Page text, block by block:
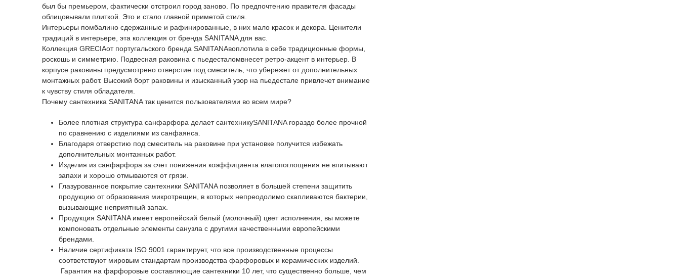
был бы премьером, фактически отстроил город заново. По предпочтению правителя фасады
облицовывали плиткой. Это и стало главной приметой стиля.
Интерьеры помбалино сдержанные и рафинированные, в них мало красок и декора. Ценители
традиций в интерьере, эта коллекция от бренда SANITANA для вас.
Коллекция GRECIAот португальского бренда SANITANAвоплотила в себе традиционные формы,
роскошь и симметрию. Подвесная раковина с пьедесталомвнесет ретро-акцент в интерьер. В
корпусе раковины предусмотрено отверстие под смеситель, что убережет от дополнительных
монтажных работ. Высокий борт раковины и изысканный узор на пьедестале привлечет внимание
к чувству стиля обладателя.
Почему сантехника SANITANA так ценится пользователями во всем мире?
Более плотная структура санфарфора делает сантехникуSANITANA гораздо более прочной
по сравнению с изделиями из санфаянса.
Благодаря отверстию под смеситель на раковине при установке получится избежать
дополнительных монтажных работ.
Изделия из санфарфора за счет понижения коэффициента влагопоглощения не впитывают
запахи и хорошо отмываются от грязи.
Глазурованное покрытие сантехники SANITANA позволяет в большей степени защитить
продукцию от образования микротрещин, в которых непреодолимо скапливаются бактерии,
вызывающие неприятный запах.
Продукция SANITANA имеет европейский белый (молочный) цвет исполнения, вы можете
компоновать отдельные элементы санузла с другими качественными европейскими
брендами.
Наличие сертификата ISO 9001 гарантирует, что все производственные процессы
соответствуют мировым стандартам производства фарфоровых и керамических изделий.
Гарантия на фарфоровые составляющие сантехники 10 лет, что существенно больше, чем